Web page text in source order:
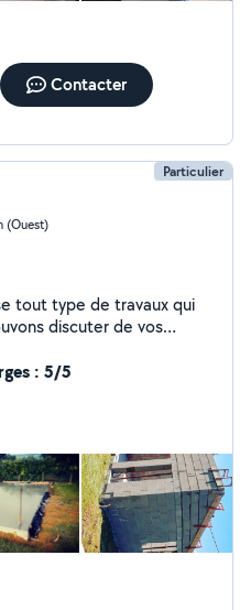
Contacter
Particulier
(Ouest)
tout type de travaux qui
discuter de vos
: 5/5